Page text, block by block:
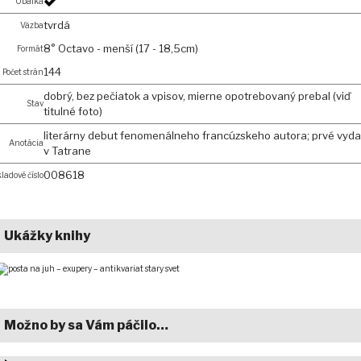
Väzbatvrdá
Formát8° Octavo - menší (17 - 18,5cm)
Počet strán144
Stav
dobrý, bez pečiatok a vpisov, mierne opotrebovaný prebal (viď
titulné foto)
Anotácia
literárny debut fenomenálneho francúzskeho autora; prvé
v Tatrane
číslo008618
Ukážky knihy
Možno by sa Vám páčilo…